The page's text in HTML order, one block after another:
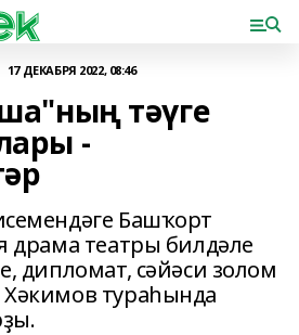
17 ДЕКАБРЯ 2022, 08:46
тәүге
-
Башҡорт
драма театры билдәле
дипломат, сәйәси золом
тураһында